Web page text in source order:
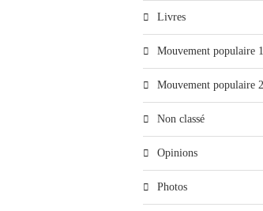
Livres
Mouvement populaire 1
Mouvement populaire 2
Non classé
Opinions
Photos